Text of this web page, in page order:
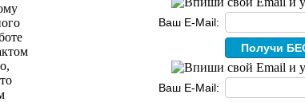
Ваш E-Mail:
Ваш E-Mail: